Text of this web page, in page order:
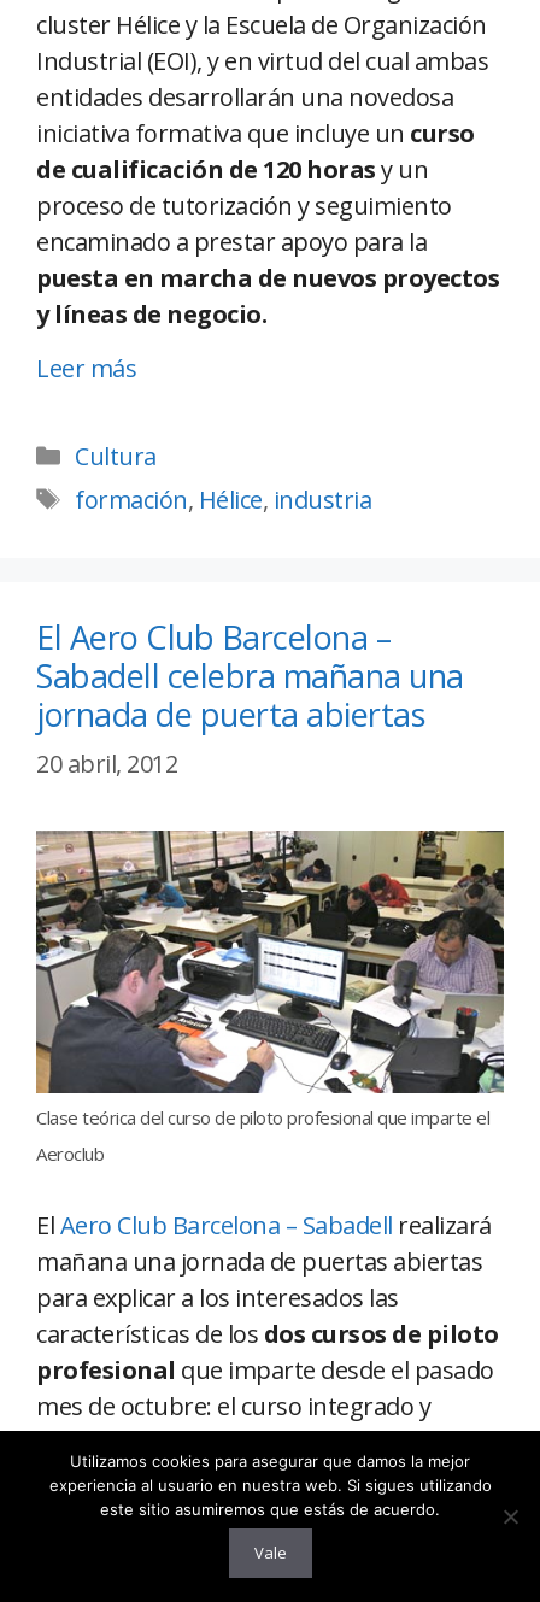
cluster Hélice y la Escuela de Organización
Industrial (EOI), y en virtud del cual ambas
entidades desarrollarán una novedosa
iniciativa formativa que incluye un curso
de cualificación de 120 horasy un
proceso de tutorización y seguimiento
encaminado a prestar apoyo para la
puesta en marcha de nuevos proyectos
y líneas de negocio.
Leer más
Cultura
formación, Hélice, industria
El Aero Club Barcelona –
Sabadell celebra mañana una
jornada de puerta abiertas
20 abril, 2012
Clase teórica del curso de piloto profesional que imparte el
Aeroclub
ElAero Club Barcelona – Sabadell realizará
mañana una jornada de puertas abiertas
para explicar a los interesados las
características de los dos cursos de piloto
profesional que imparte desde el pasado
mes de octubre: el curso integrado y
modular de piloto de línea aérea (ATPL) y el
curso de piloto comercial de avión (CPL).
Asimismo, informará del curso de
tripulante de cabina de pasajeros
Utilizamos cookies para asegurar que damos la mejor
experiencia al usuario en nuestra web. Si sigues utilizando
este sitio asumiremos que estás de acuerdo.
Vale